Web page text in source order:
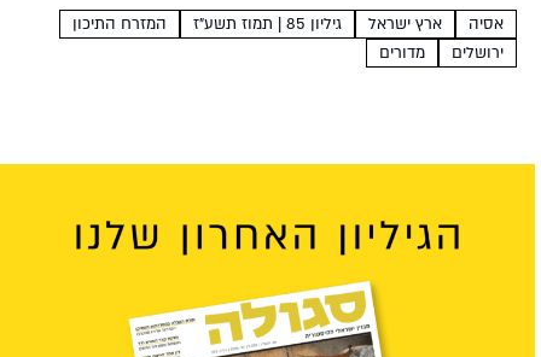
אבל דבר לא ישווה לרגע השיא של חייו, עת פיקד על גדוד
הצנחנים שכבש את העיר העתיקה תהילה...
אסיה ארץ ישראל גיליון 85 | תמוז תשע"ז
המזרח התיכון
ירושלים
מדורים